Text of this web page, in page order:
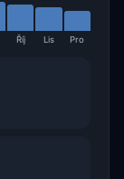
Říj Lis Pro